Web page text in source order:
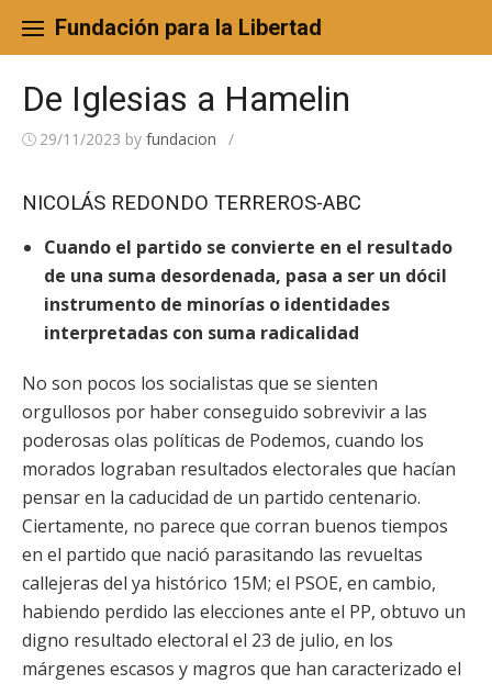
content
Fundación para la Libertad
De Iglesias a Hamelin
29/11/2023 by fundacion /
NICOLÁS REDONDO TERREROS-ABC
Cuando el partido se convierte en el resultado
de una suma desordenada, pasa a ser un dócil
instrumento de minorías o identidades
interpretadas con suma radicalidad
No son pocos los socialistas que se sienten
orgullosos por haber conseguido sobrevivir a las
poderosas olas políticas de Podemos, cuando los
morados lograban resultados electorales que hacían
pensar en la caducidad de un partido centenario.
Ciertamente, no parece que corran buenos tiempos
en el partido que nació parasitando las revueltas
callejeras del ya histórico 15M; el PSOE, en cambio,
habiendo perdido las elecciones ante el PP, obtuvo un
digno resultado electoral el 23 de julio, en los
márgenes escasos y magros que han caracterizado el